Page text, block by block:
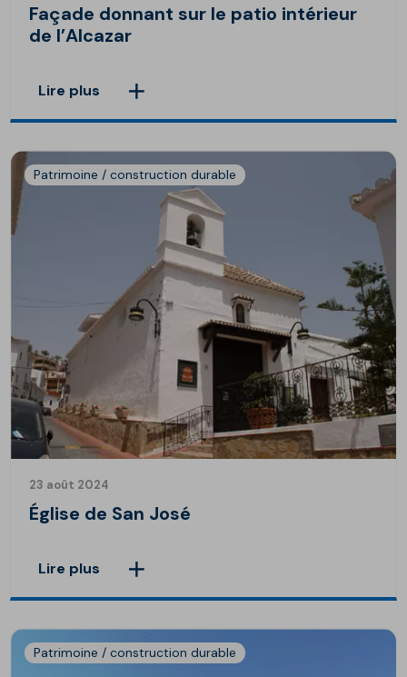
Façade donnant sur le patio intérieur
de l’Alcazar
Lire plus
Patrimoine / construction durable
23 août 2024
Église de San José
Lire plus
Patrimoine / construction durable